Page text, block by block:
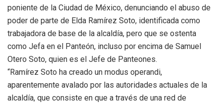
poniente de la Ciudad de México, denunciando el abuso de
poder de parte de Elda Ramírez Soto, identificada como
trabajadora de base de la alcaldía, pero que se ostenta
como Jefa en el Panteón, incluso por encima de Samuel
Otero Soto, quien es el Jefe de Panteones.
“Ramírez Soto ha creado un modus operandi,
aparentemente avalado por las autoridades actuales de la
alcaldía, que consiste en que a través de una red de